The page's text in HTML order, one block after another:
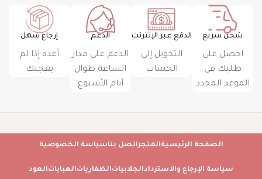
شحن سريع
احصل على
طلبك في
الموعد المحدد
الدفع عبر الإنترنت
التحويل إلى
الحساب
الدعم
الدعم على مدار
الساعة طوال
أيام الأسبوع
إرجاع سهل
أعده إذا لم
يعجبك
الصفحة الرئيسيةالمتجراتصل بناسياسة الخصوصية
سياسة الإرجاع والاستردادالجلابياتالظفارياتالعباياتالعود